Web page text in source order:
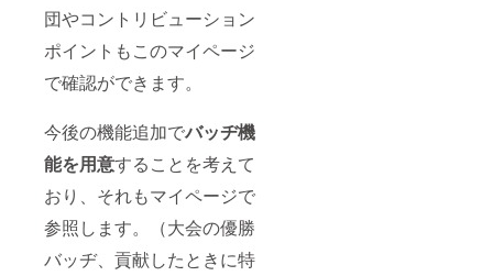
団やコントリビューション
ポイントもこのマイページ
で確認ができます。
今後の機能追加でバッヂ機
能を用意することを考えて
おり、それもマイページで
参照します。（大会の優勝
バッヂ、貢献したときに特